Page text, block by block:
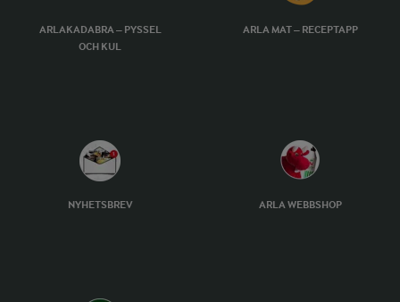
ARLAKADABRA – PYSSEL
OCH KUL
ARLA MAT – RECEPTAPP
NYHETSBREV ARLA WEBBSHOP